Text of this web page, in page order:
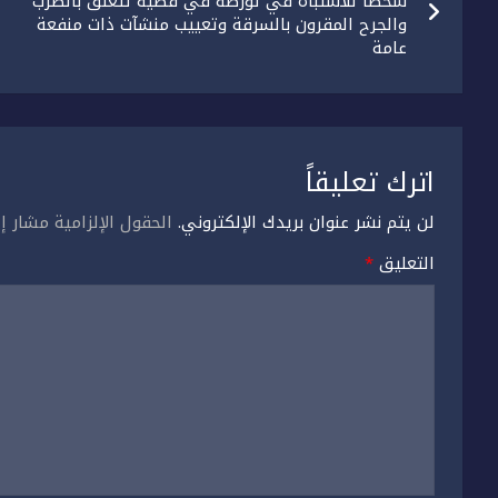
والجرح المقرون بالسرقة وتعييب منشآت ذات منفعة
عامة
اترك تعليقاً
لن يتم نشر عنوان بريدك الإلكتروني. الحقول الإلزامية مشار
التعليق*